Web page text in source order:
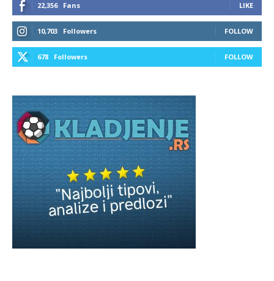
22,356 Fans LIKE
10,703 Followers FOLLOW
678 Followers FOLLOW